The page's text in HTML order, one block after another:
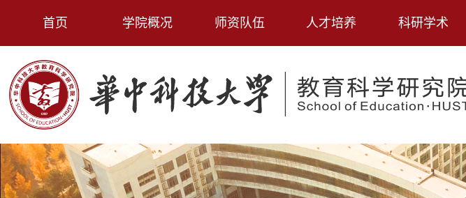
首页 学院概况 师资队伍 人才培养 科研学术